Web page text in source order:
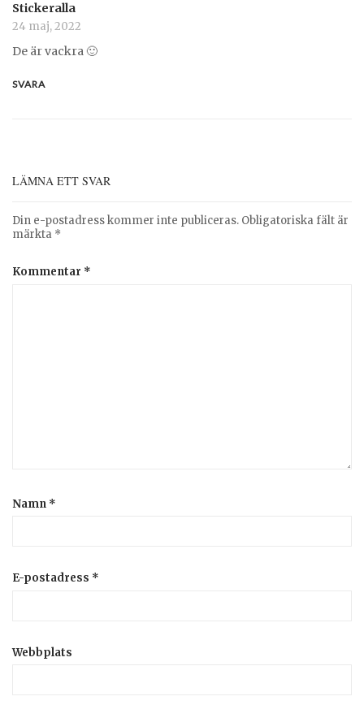
Stickeralla
24 maj, 2022
De är vackra 🙂
SVARA
LÄMNA ETT SVAR
Din e-postadress kommer inte publiceras. Obligatoriska fält är
märkta *
Kommentar *
Namn *
E-postadress *
Webbplats